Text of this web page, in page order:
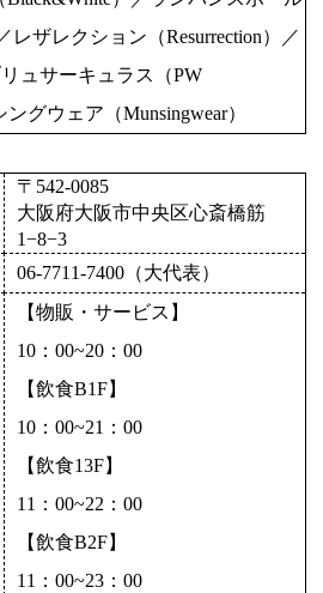
レザレクション（Resurrection）／
ュサーキュラス（PW
グウェア（Munsingwear）
〒542-0085
大阪府大阪市中央区心斎橋筋
1−8−3
06-7711-7400（大代表）
【物販・サービス】
10：00~20：00
【飲食B1F】
10：00~21：00
【飲食13F】
11：00~22：00
【飲食B2F】
11：00~23：00